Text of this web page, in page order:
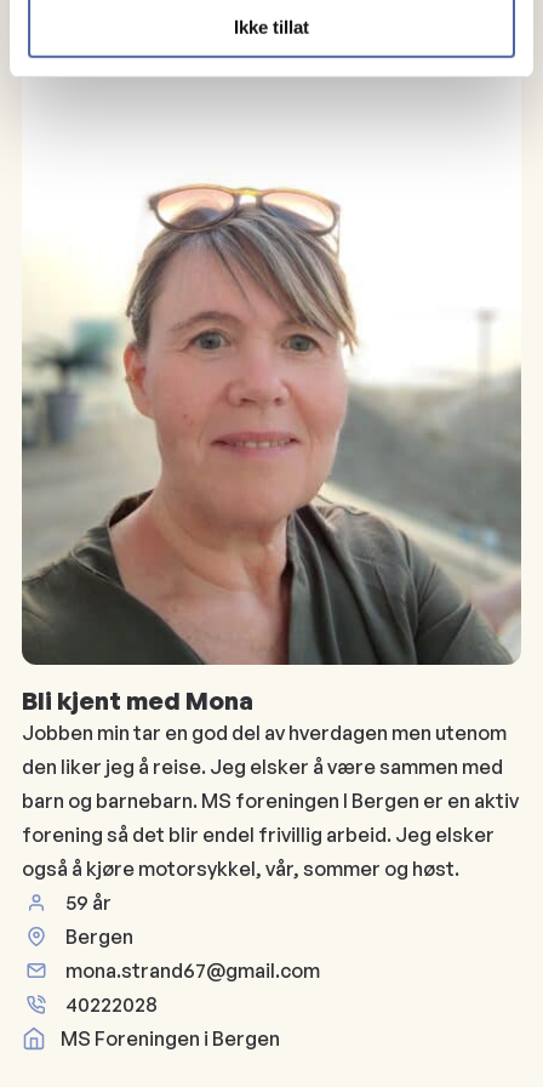
Ikke tillat
Bli kjent med Mona
Jobben min tar en god del av hverdagen men utenom
den liker jeg å reise. Jeg elsker å være sammen med
barn og barnebarn. MS foreningen I Bergen er en aktiv
forening så det blir endel frivillig arbeid. Jeg elsker
også å kjøre motorsykkel, vår, sommer og høst.
59 år
Bergen
mona.strand67@gmail.com
40222028
MS Foreningen i Bergen